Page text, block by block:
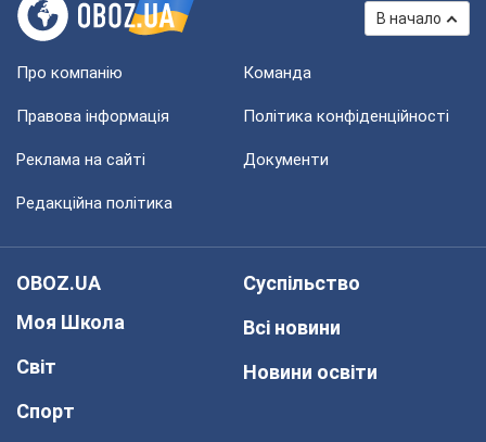
В начало
Про компанію Команда
Правова інформація Політика конфіденційності
Реклама на сайті Документи
Редакційна політика
OBOZ.UA
Моя Школа
Світ
Спорт
Суспільство
Всі новини
Новини освіти